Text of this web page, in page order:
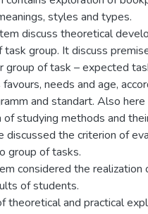
styles and types.
discuss theoretical
group. It discuss
group of task – expected
needs and age,
and standart. Also here
studying methods and
discussed the criterion of
group of tasks.
considered the realization
of students.
theoretical and practical